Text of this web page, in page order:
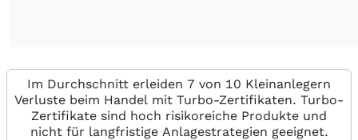
Im Durchschnitt erleiden 7 von 10 Kleinanlegern
Verluste beim Handel mit Turbo-Zertifikaten. Turbo-
Zertifikate sind hoch risikoreiche Produkte und
nicht für langfristige Anlagestrategien geeignet.